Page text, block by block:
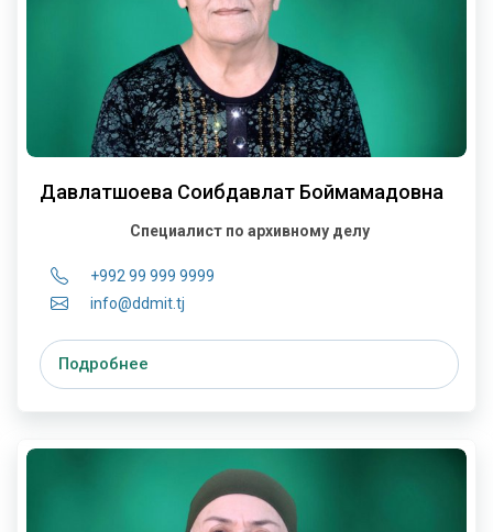
Давлатшоева Соибдавлат Боймамадовна
Специалист по архивному делу
+992 99 999 9999
info@ddmit.tj
Подробнее